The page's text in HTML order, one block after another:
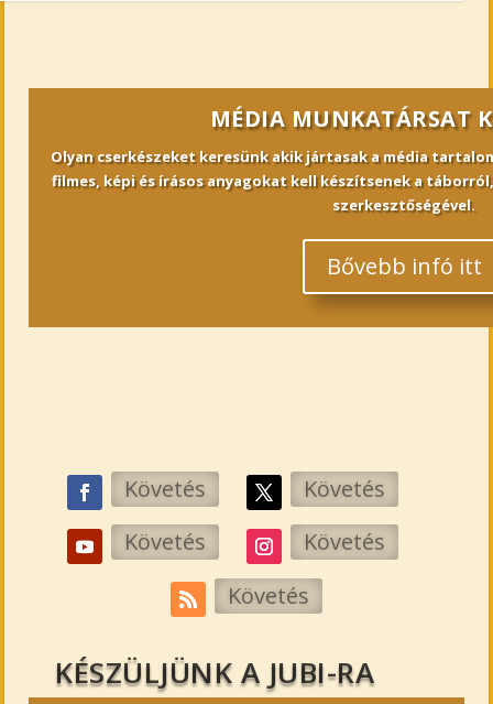
MÉDIA MUNKATÁRSAT
Olyan cserkészeket keresünk akik jártasak a média
filmes, képi és írásos anyagokat kell készítsenek a
szerkesztőségével.
Bővebb infó itt
Követés
Követés
Követés
Követés
Követés
KÉSZÜLJÜNK A JUBI-RA